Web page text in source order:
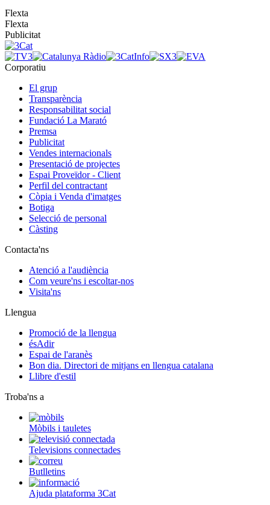
Flexta
Flexta
Publicitat
Corporatiu
El grup
Transparència
Responsabilitat social
Fundació La Marató
Premsa
Publicitat
Vendes internacionals
Presentació de projectes
Espai Proveïdor - Client
Perfil del contractant
Còpia i Venda d'imatges
Botiga
Selecció de personal
Càsting
Contacta'ns
Atenció a l'audiència
Com veure'ns i escoltar-nos
Visita'ns
Llengua
Promoció de la llengua
ésAdir
Espai de l'aranès
Bon dia. Directori de mitjans en llengua catalana
Llibre d'estil
Troba'ns a
Mòbils i tauletes
Televisions connectades
Butlletins
Ajuda plataforma 3Cat